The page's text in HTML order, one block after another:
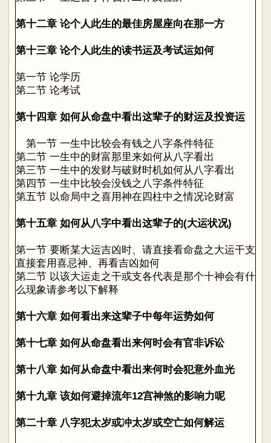
第十二章 论个人此生的最佳房屋座向在那一方
第十三章 论个人此生的读书运及考试运如何
第一节 论学历
第二节 论考试
第十四章 如何从命盘中看出这辈子的财运及投资运
第一节 一生中比较会有钱之八字条件特征
第二节 一生中的财富那里来如何从八字看出
第三节 一生中的发财与破财时机如何从八字看出
第四节 一生中比较会没钱之八字条件特征
第五节 以命局中之喜用神在四柱中之情况论财富
第十五章 如何从八字中看出这辈子的(大运状况)
第一节 要断某大运吉凶时、请直接看命盘之大运干支
直接套用喜忌神、再看吉凶如何
第二节 以该大运走之干或支各代表是那个十神会有什
么现象请参考以下解释
第十六章 如何看出来这辈子中每年运势如何
第十七章 如何从命盘看出来何时会有官非诉讼
第十八章 如何从命盘中看出来何时会犯意外血光
第十九章 该如何避掉流年12宫神煞的影响力呢
第二十章 八字犯太岁或冲太岁或空亡如何解运